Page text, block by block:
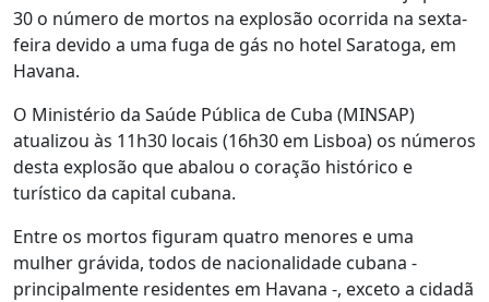
30 o número de mortos na explosão ocorrida na sexta-
feira devido a uma fuga de gás no hotel Saratoga, em
Havana.
O Ministério da Saúde Pública de Cuba (MINSAP)
atualizou às 11h30 locais (16h30 em Lisboa) os números
desta explosão que abalou o coração histórico e
turístico da capital cubana.
Entre os mortos figuram quatro menores e uma
mulher grávida, todos de nacionalidade cubana -
principalmente residentes em Havana -, exceto a cidadã